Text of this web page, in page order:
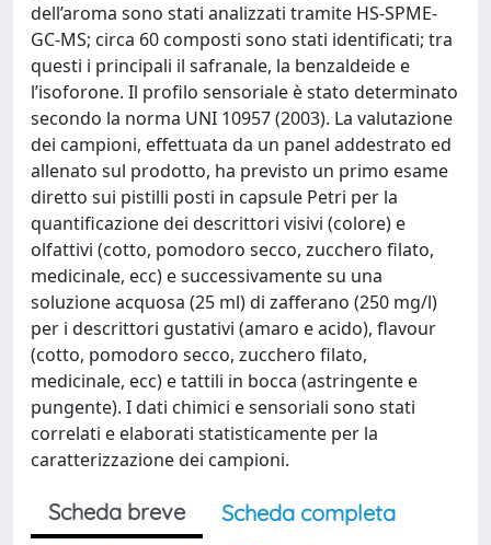
dell’aroma sono stati analizzati tramite HS-SPME-
GC-MS; circa 60 composti sono stati identificati; tra
questi i principali il safranale, la benzaldeide e
l’isoforone. Il profilo sensoriale è stato determinato
secondo la norma UNI 10957 (2003). La valutazione
dei campioni, effettuata da un panel addestrato ed
allenato sul prodotto, ha previsto un primo esame
diretto sui pistilli posti in capsule Petri per la
quantificazione dei descrittori visivi (colore) e
olfattivi (cotto, pomodoro secco, zucchero filato,
medicinale, ecc) e successivamente su una
soluzione acquosa (25 ml) di zafferano (250 mg/l)
per i descrittori gustativi (amaro e acido), flavour
(cotto, pomodoro secco, zucchero filato,
medicinale, ecc) e tattili in bocca (astringente e
pungente). I dati chimici e sensoriali sono stati
correlati e elaborati statisticamente per la
caratterizzazione dei campioni.
Scheda breve
Scheda completa